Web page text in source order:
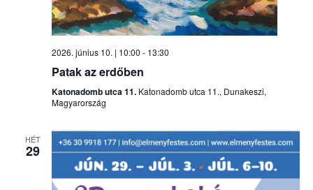
2026. június 10. | 10:00 - 13:30
Patak az erdőben
Katonadomb utca 11. Katonadomb utca 11., Dunakeszi,
Magyarország
HÉT
29